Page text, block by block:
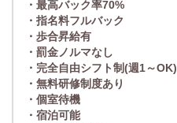
・最高バック率70%
・指名料フルバック
・歩合昇給有
・罰金ノルマなし
・完全自由シフト制(週1～OK)
・無料研修制度あり
・個室待機
・宿泊可能